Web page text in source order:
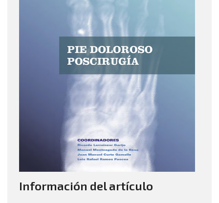
Información del artículo